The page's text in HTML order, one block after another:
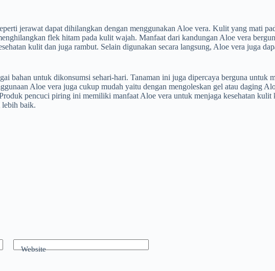
jerawat dapat dihilangkan dengan menggunakan Aloe vera. Kulit yang mati
flek hitam pada kulit wajah. Manfaat dari kandungan Aloe vera
kulit dan juga rambut. Selain digunakan secara langsung, Aloe vera juga
bahan untuk dikonsumsi sehari-hari. Tanaman ini juga dipercaya berguna untuk
Aloe vera juga cukup mudah yaitu dengan mengoleskan gel atau daging
pencuci piring ini memiliki manfaat Aloe vera untuk menjaga kesehatan
baik.
Website